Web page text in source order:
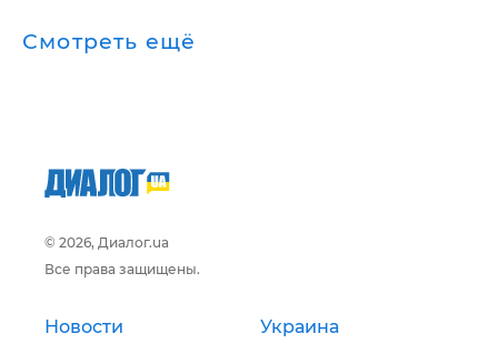
Смотреть ещё
© 2026, Диалог.ua
Все права защищены.
Новости Украина